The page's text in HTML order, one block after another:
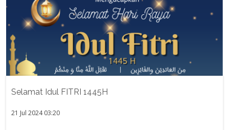
Selamat Idul FITRI 1445H
21 Jul 2024 03:20